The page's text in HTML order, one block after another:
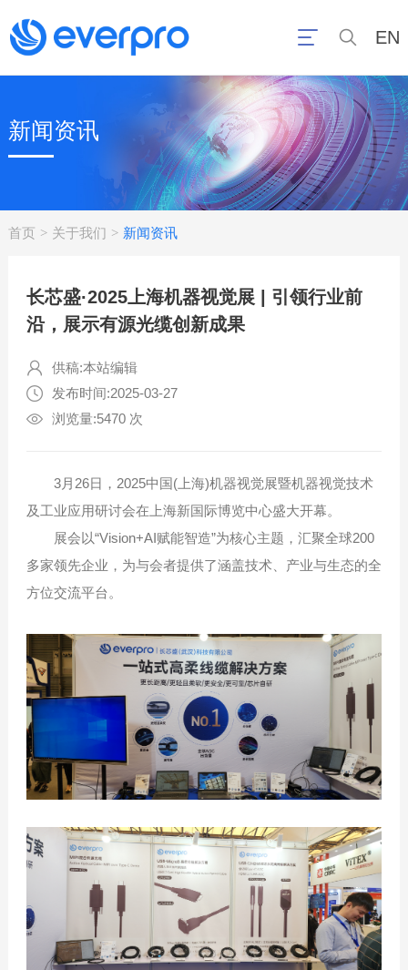
EN
新闻资讯
首页 > 关于我们 > 新闻资讯
长芯盛·2025上海机器视觉展 | 引领行业前
沿，展示有源光缆创新成果
供稿:本站编辑
发布时间:2025-03-27
浏览量:5470 次
3月26日，2025中国(上海)机器视觉展暨机器视觉技术
及工业应用研讨会在上海新国际博览中心盛大开幕。
展会以“Vision+AI赋能智造”为核心主题，汇聚全球200
多家领先企业，为与会者提供了涵盖技术、产业与生态的全
方位交流平台。